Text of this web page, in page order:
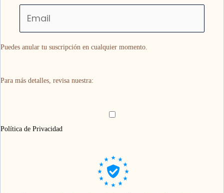
Puedes anular tu suscripción en cualquier momento.
Para más detalles, revisa nuestra:
Política de Privacidad